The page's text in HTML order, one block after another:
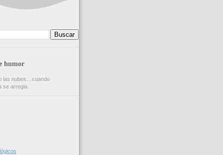
humor
las nubes…cuando
se arregla.